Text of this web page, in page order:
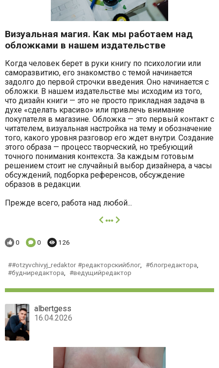
Визуальная магия. Как мы работаем над
обложками в нашем издательстве
Когда человек берет в руки книгу по психологии или
саморазвитию, его знакомство с темой начинается
задолго до первой строчки введения. Оно начинается с
обложки. В нашем издательстве мы исходим из того,
что дизайн книги — это не просто прикладная задача в
духе «сделать красиво» или привлечь внимание
покупателя в магазине. Обложка — это первый контакт с
читателем, визуальная настройка на тему и обозначение
того, какого уровня разговор его ждет внутри. Создание
этого образа — процесс творческий, но требующий
точного понимания контекста. За каждым готовым
решением стоит не случайный выбор дизайнера, а часы
обсуждений, подборка референсов, обсуждение
образов в редакции.
Прежде всего, работа над любой...
далее
Понравилось:
0 Комментариев:
0 Просмотров:
126
#otzyvchivyj_redaktor #редакторскийблог, блогредактора
будниредактора
ведущийредактор
albertgess
16.04.2026